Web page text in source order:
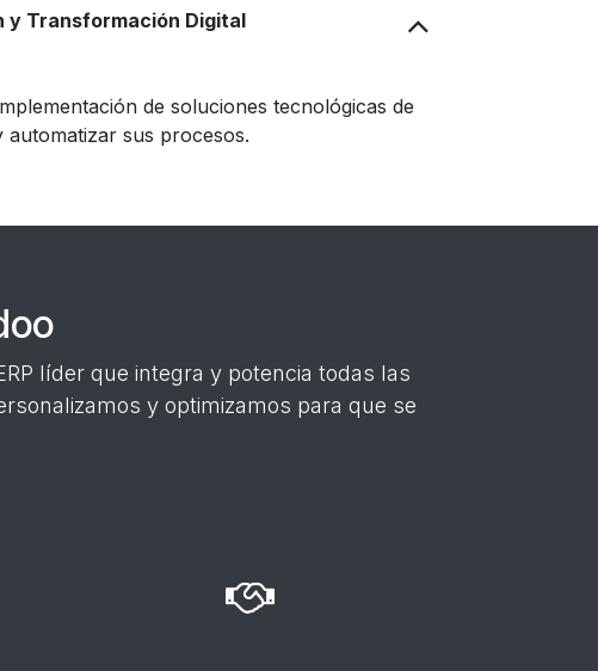
y Transformación Digital
de soluciones tecnológicas de
sus procesos.
líder que integra y potencia todas las
y optimizamos para que se